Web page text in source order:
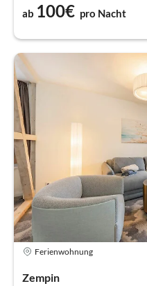
ab 100€ pro Nacht
Ferienwohnung
Zempin